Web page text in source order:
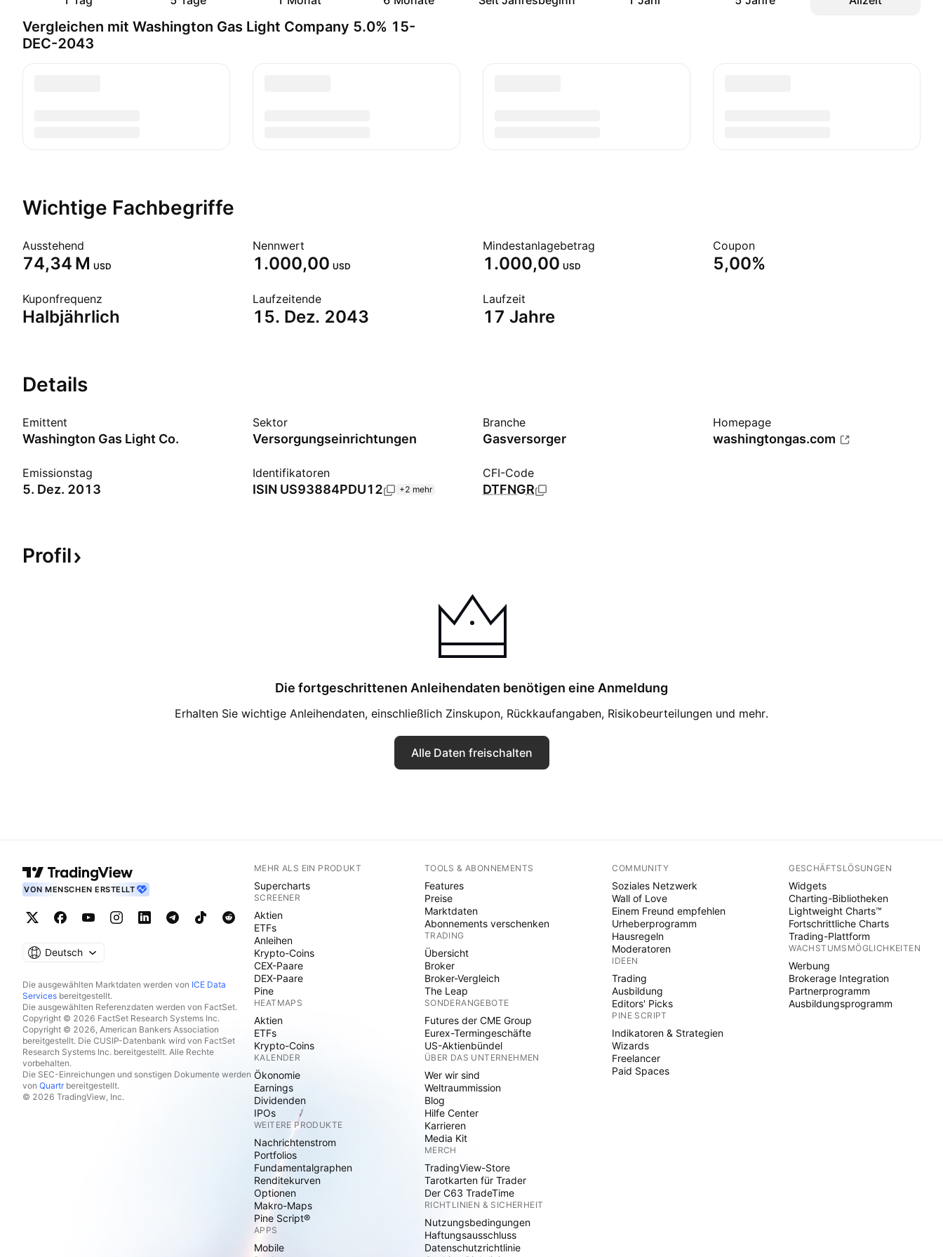
Vergleichen mit Washington Gas Light Company 5.0% 15-
DEC-2043
Wichtige Fachbegriffe
Ausstehend
‪74,34 M‬ USD
Nennwert
1.000,00 USD
Mindestanlagebetrag
1.000,00 USD
Coupon
5,00%
Kuponfrequenz
Halbjährlich
Laufzeitende
15. Dez. 2043
Laufzeit
17 Jahre
Details
Emittent
Washington Gas Light Co.
Sektor
Versorgungseinrichtungen
Branche
Gasversorger
Homepage
washingtongas.com
Emissionstag
5. Dez. 2013
Identifikatoren
ISIN US93884PDU12 +2 mehr
CFI-Code
DTFNGR
Profil
Die fortgeschrittenen Anleihendaten benötigen eine Anmeldung
Erhalten Sie wichtige Anleihendaten, einschließlich Zinskupon, Rückkaufangaben, Risikobeurteilungen und mehr.
Alle Daten freischalten
VON MENSCHEN ERSTELLT
Deutsch
Die ausgewählten Marktdaten werden von ICE Data
Services bereitgestellt.
Die ausgewählten Referenzdaten werden von FactSet.
Copyright © 2026 FactSet Research Systems Inc.
Copyright © 2026, American Bankers Association
bereitgestellt. Die CUSIP-Datenbank wird von FactSet
Research Systems Inc. bereitgestellt. Alle Rechte
vorbehalten.
Die SEC-Einreichungen und sonstigen Dokumente werden
von Quartrbereitgestellt.
© 2026 TradingView, Inc.
MEHR ALS EIN PRODUKT
Supercharts
SCREENER
Aktien
ETFs
Anleihen
Krypto-Coins
CEX-Paare
DEX-Paare
Pine
HEATMAPS
Aktien
ETFs
Krypto-Coins
KALENDER
Ökonomie
Earnings
Dividenden
IPOs
WEITERE PRODUKTE
Nachrichtenstrom
Portfolios
Fundamentalgraphen
Renditekurven
Optionen
Makro-Maps
Pine Script®
APPS
Mobile
TOOLS & ABONNEMENTS
Features
Preise
Marktdaten
Abonnements verschenken
TRADING
Übersicht
Broker
Broker-Vergleich
The Leap
SONDERANGEBOTE
Futures der CME Group
Eurex-Termingeschäfte
US-Aktienbündel
ÜBER DAS UNTERNEHMEN
Wer wir sind
Weltraummission
Blog
Hilfe Center
Karrieren
Media Kit
MERCH
TradingView-Store
Tarotkarten für Trader
Der C63 TradeTime
RICHTLINIEN & SICHERHEIT
Nutzungsbedingungen
Haftungsausschluss
Datenschutzrichtlinie
COMMUNITY
Soziales Netzwerk
Wall of Love
Einem Freund empfehlen
Urheberprogramm
Hausregeln
Moderatoren
IDEEN
Trading
Ausbildung
Editors' Picks
PINE SCRIPT
Indikatoren & Strategien
Wizards
Freelancer
Paid Spaces
GESCHÄFTSLÖSUNGEN
Widgets
Charting-Bibliotheken
Lightweight Charts™
Fortschrittliche Charts
Trading-Plattform
WACHSTUMSMÖGLICHKEITEN
Werbung
Brokerage Integration
Partnerprogramm
Ausbildungsprogramm